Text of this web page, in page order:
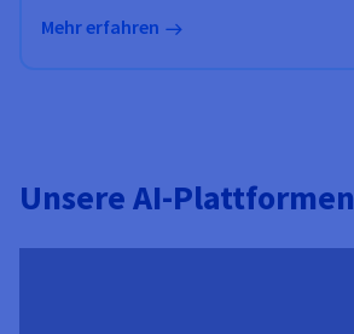
Mehr erfahren
Unsere AI-Plattformen